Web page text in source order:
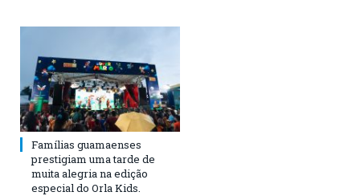
Famílias guamaenses
prestigiam uma tarde de
muita alegria na edição
especial do Orla Kids.